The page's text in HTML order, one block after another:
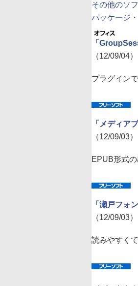
その他のソ
パッケージ
「
（12/09/04）
プラグイン
「メディア
（12/09/03）
EPUB形式
「瀬戸フォ
（12/09/03）
読みやすく